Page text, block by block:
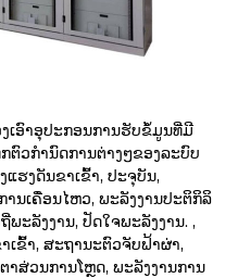
ເອົາອຸປະກອນການຮັບຂໍ້ມູນທີ່ມີ
ຕົວກໍານົດການຕ່າງໆຂອງລະບົບ
ຮງດັນຂາເຂົ້າ, ປະຈຸບັນ,
ນເຄື່ອນໄຫວ, ພະລັງງານປະຕິກິລິ
ະລັງງານ, ປັດໃຈພະລັງງານ. ,
ຂົ້າ, ສະຖານະຕົວຈັບຟ້າຜ່າ,
າສ່ວນການໂຫຼດ, ພະລັງງານການ